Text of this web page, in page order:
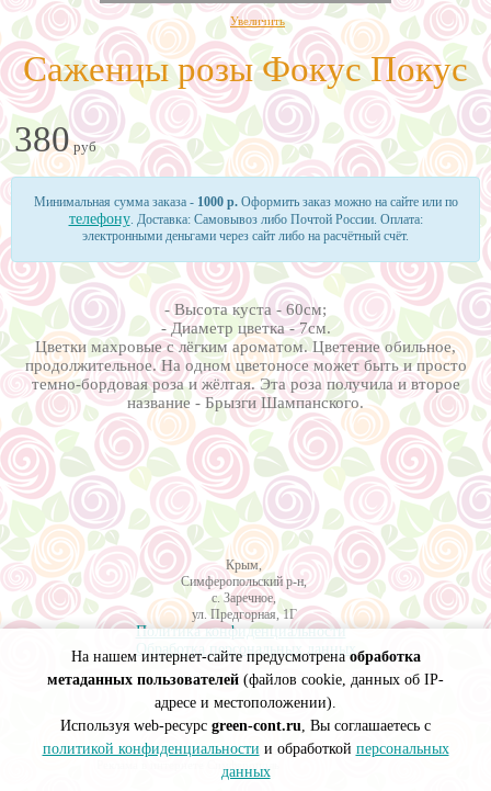
На нашем интернет-сайте предусмотренаобработка
метаданных пользователей (файлов cookie, данных об IP-
адресе и местоположении).
Используя web-ресурс green-cont.ru, Вы соглашаетесь с
политикой конфиденциальности и обработкой персональных
данных
Увеличить
Саженцы розы Фокус Покус
380руб
Минимальная сумма заказа - 1000 р.Оформить заказ можно на сайте или по
телефону. Доставка: Самовывоз либо Почтой России. Оплата:
электронными деньгами через сайт либо на расчётный счёт.
- Высота куста - 60см;
- Диаметр цветка - 7см.
Цветки махровые с лёгким ароматом. Цветение обильное,
продолжительное. На одном цветоносе может быть и просто
темно-бордовая роза и жёлтая. Эта роза получила и второе
название - Брызги Шампанского.
Крым,
Симферопольский р-н,
с. Заречное,
ул. Предгорная, 1Г
Политика конфиденциальности
Обработка персональных данных
Создание сайтов Симферополь